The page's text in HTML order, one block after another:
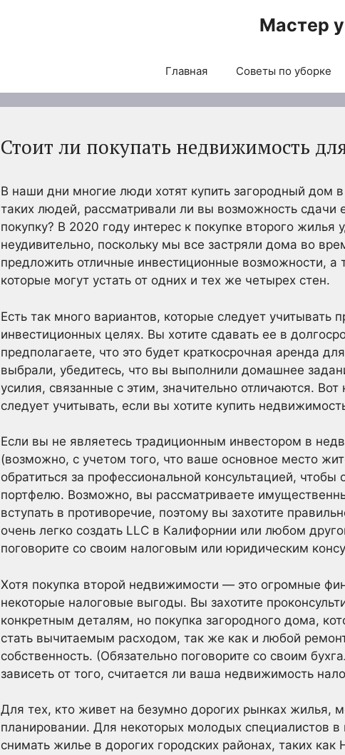
Мастер
Главная Советы по уборке
Стоит ли покупать недвижимость
В наши дни многие люди хотят купить загородный
таких людей, рассматривали ли вы возможность сдачи
покупку? В 2020 году интерес к покупке второго
неудивительно, поскольку мы все застряли дома во
предложить отличные инвестиционные возможности,
которые могут устать от одних и тех же четырех стен.
Есть так много вариантов, которые следует учитывать
инвестиционных целях. Вы хотите сдавать ее в
предполагаете, что это будет краткосрочная аренда
выбрали, убедитесь, что вы выполнили домашнее
усилия, связанные с этим, значительно отличаются.
следует учитывать, если вы хотите купить
Если вы не являетесь традиционным инвестором в
(возможно, с учетом того, что ваше основное место
обратиться за профессиональной консультацией,
портфелю. Возможно, вы рассматриваете
вступать в противоречие, поэтому вы захотите
очень легко создать LLC в Калифорнии или любом
поговорите со своим налоговым или юридическим
Хотя покупка второй недвижимости — это огромные
некоторые налоговые выгоды. Вы захотите
конкретным деталям, но покупка загородного дома,
стать вычитаемым расходом, так же как и любой
собственность. (Обязательно поговорите со своим
зависеть от того, считается ли ваша недвижимость
Для тех, кто живет на безумно дорогих рынках жилья,
планировании. Для некоторых молодых специалистов
снимать жилье в дорогих городских районах, таких